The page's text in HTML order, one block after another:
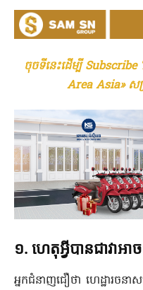
ចុចទីនេះដើម្បី
Area Asia» ស
១. ហេតុអ្វីបានជាវាអ
អ្នកជំនាញជឿថា ហេដ្ឋារចនា